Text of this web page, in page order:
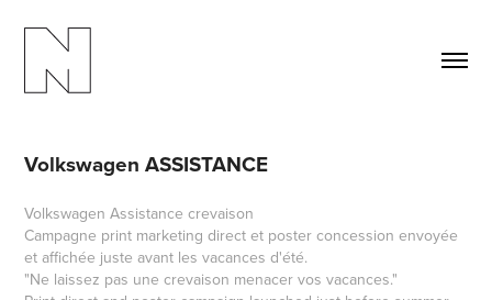
Volkswagen ASSISTANCE
Volkswagen Assistance crevaison
Campagne print marketing direct et poster concession envoyée
et affichée juste avant les vacances d'été.
"Ne laissez pas une crevaison menacer vos vacances."